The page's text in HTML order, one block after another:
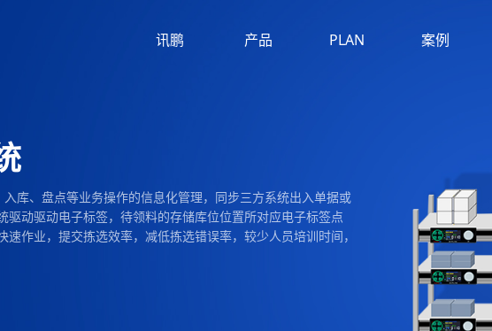
讯鹏
产品
PLAN
案例
库、盘点等业务操作的信息化管理，同步三方系统出入单据或
驱动驱动电子标签，待领料的存储库位位置所对应电子标签点
作业，提交拣选效率，减低拣选错误率，较少人员培训时间，